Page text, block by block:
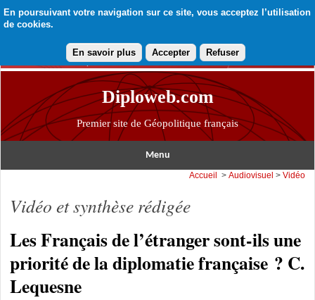
En poursuivant votre navigation sur ce site, vous acceptez l’utilisation
de cookies.
En savoir plus Accepter Refuser
Diploweb.com
Premier site de Géopolitique français
Menu
Accueil >Audiovisuel >Vidéo
Vidéo et synthèse rédigée
Les Français de l’étranger sont-ils une
priorité de la diplomatie française ? C.
Lequesne